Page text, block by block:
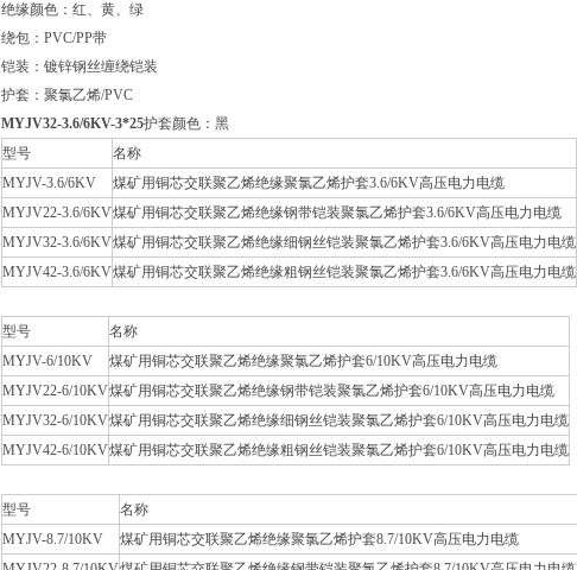
绝缘颜色：红、黄、绿
绕包：PVC/PP带
铠装：镀锌钢丝缠绕铠装
护套：聚氯乙烯/PVC
MYJV32-3.6/6KV-3*25护套颜色：黑
型号
名称
MYJV-3.6/6KV
煤矿用铜芯交联聚乙烯绝缘聚氯乙烯护套3.6/6KV高压电力电缆
MYJV22-3.6/6KV煤矿用铜芯交联聚乙烯绝缘钢带铠装聚氯乙烯护套3.6/6KV高压电力电缆
MYJV32-3.6/6KV煤矿用铜芯交联聚乙烯绝缘细钢丝铠装聚氯乙烯护套3.6/6KV高压电力电缆
MYJV42-3.6/6KV煤矿用铜芯交联聚乙烯绝缘粗钢丝铠装聚氯乙烯护套3.6/6KV高压电力电缆
型号
名称
MYJV-6/10KV
煤矿用铜芯交联聚乙烯绝缘聚氯乙烯护套6/10KV高压电力电缆
MYJV22-6/10KV煤矿用铜芯交联聚乙烯绝缘钢带铠装聚氯乙烯护套6/10KV高压电力电缆
MYJV32-6/10KV煤矿用铜芯交联聚乙烯绝缘细钢丝铠装聚氯乙烯护套6/10KV高压电力电缆
MYJV42-6/10KV煤矿用铜芯交联聚乙烯绝缘粗钢丝铠装聚氯乙烯护套6/10KV高压电力电缆
型号
名称
MYJV-8.7/10KV
煤矿用铜芯交联聚乙烯绝缘聚氯乙烯护套8.7/10KV高压电力电缆